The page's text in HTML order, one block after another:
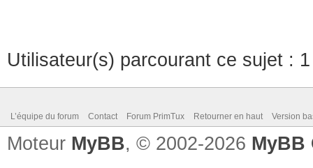
Utilisateur(s) parcourant ce sujet :
L’équipe du forum Contact Forum PrimTux Retourner en haut Version
Moteur MyBB, © 2002-2026 MyBB